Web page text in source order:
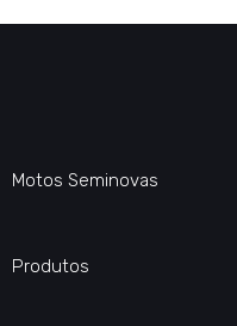
Motos Seminovas
Produtos